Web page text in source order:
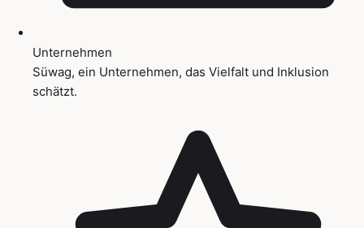
Unternehmen
Süwag, ein Unternehmen, das Vielfalt und Inklusion
schätzt.